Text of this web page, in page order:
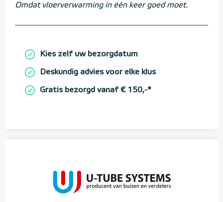
Omdat vloerverwarming in één keer goed moet.
Kies zelf uw bezorgdatum
Deskundig advies voor elke klus
Gratis bezorgd vanaf € 150,-*